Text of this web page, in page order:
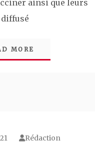
ainsi que leurs
diffusé
MORE
Rédaction